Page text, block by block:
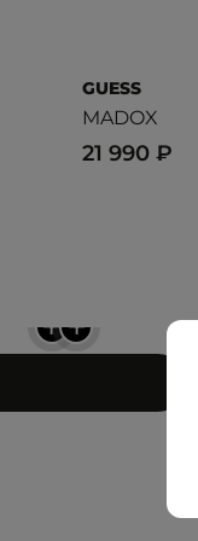
GUESS
MADOX
21 990 ₽
++